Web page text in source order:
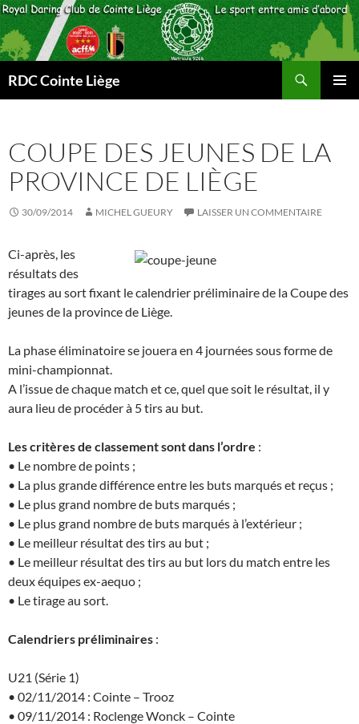
Aller
au
contenu
RDC Cointe Liège
COUPE DES JEUNES DE LA
PROVINCE DE LIÈGE
30/09/2014 MICHEL GUEURY LAISSER UN COMMENTAIRE
Ci-après, les
résultats des
tirages au sort fixant le calendrier préliminaire de la Coupe des
jeunes de la province de Liège.
La phase éliminatoire se jouera en 4 journées sous forme de
mini-championnat.
A l’issue de chaque match et ce, quel que soit le résultat, il y
aura lieu de procéder à 5 tirs au but.
Les critères de classement sont dans l’ordre :
• Le nombre de points ;
• La plus grande différence entre les buts marqués et reçus ;
• Le plus grand nombre de buts marqués ;
• Le plus grand nombre de buts marqués à l’extérieur ;
• Le meilleur résultat des tirs au but ;
• Le meilleur résultat des tirs au but lors du match entre les
deux équipes ex-aequo ;
• Le tirage au sort.
Calendriers préliminaires :
U21 (Série 1)
• 02/11/2014 : Cointe – Trooz
• 09/11/2014 : Roclenge Wonck – Cointe